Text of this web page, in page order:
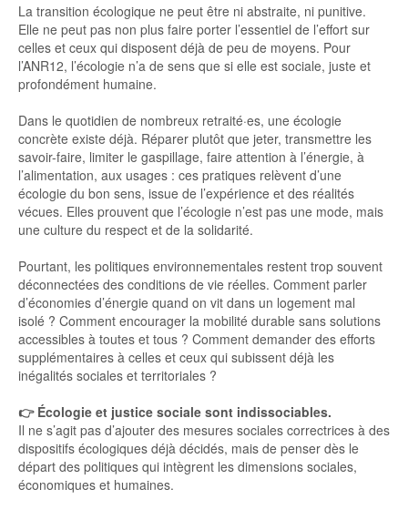
La transition écologique ne peut être ni abstraite, ni punitive.
Elle ne peut pas non plus faire porter l’essentiel de l’effort sur
celles et ceux qui disposent déjà de peu de moyens. Pour
l’ANR12, l’écologie n’a de sens que si elle est sociale, juste et
profondément humaine.
Dans le quotidien de nombreux retraité·es, une écologie
concrète existe déjà. Réparer plutôt que jeter, transmettre les
savoir-faire, limiter le gaspillage, faire attention à l’énergie, à
l’alimentation, aux usages : ces pratiques relèvent d’une
écologie du bon sens, issue de l’expérience et des réalités
vécues. Elles prouvent que l’écologie n’est pas une mode, mais
une culture du respect et de la solidarité.
Pourtant, les politiques environnementales restent trop souvent
déconnectées des conditions de vie réelles. Comment parler
d’économies d’énergie quand on vit dans un logement mal
isolé ? Comment encourager la mobilité durable sans solutions
accessibles à toutes et tous ? Comment demander des efforts
supplémentaires à celles et ceux qui subissent déjà les
inégalités sociales et territoriales ?
👉 Écologie et justice sociale sont indissociables.
Il ne s’agit pas d’ajouter des mesures sociales correctrices à des
dispositifs écologiques déjà décidés, mais de penser dès le
départ des politiques qui intègrent les dimensions sociales,
économiques et humaines.